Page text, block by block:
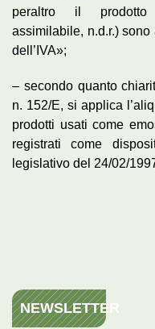
peraltro il prodotto
assimilabile, n.d.r.) sono
dell’IVA»;
– secondo quanto
n. 152/E, si applica
prodotti usati come
registrati come
legislativo del 24/02/
NEWSLETTER